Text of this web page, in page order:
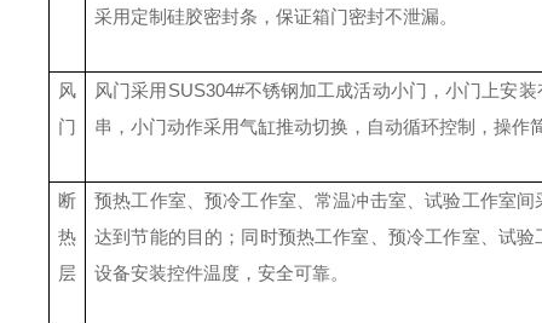
采用定制 硅胶密封条，保证箱门密封不泄漏。
风
门
风门采用 SUS304#不锈钢加工成活动小门，小门上安
串，小门动作采用气缸推动切换，自动循环控制，操作
断
热
层
预热工作室、预冷工作室、常温冲击室、试验工作室
达到节能的目的；同时预热工作室、预冷工作室、试
设备安装控件温度，安全可靠。